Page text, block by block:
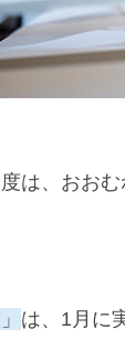
は、おおむ
は、1月に